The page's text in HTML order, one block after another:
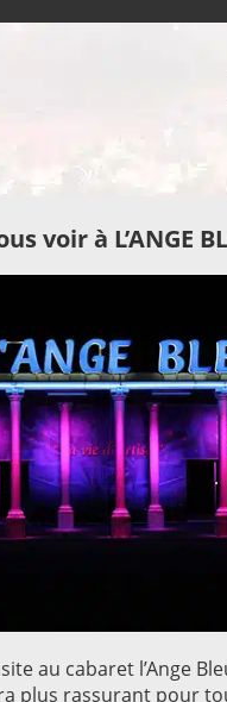
voir à L’ANGE
au cabaret l’Ange
plus rassurant pour